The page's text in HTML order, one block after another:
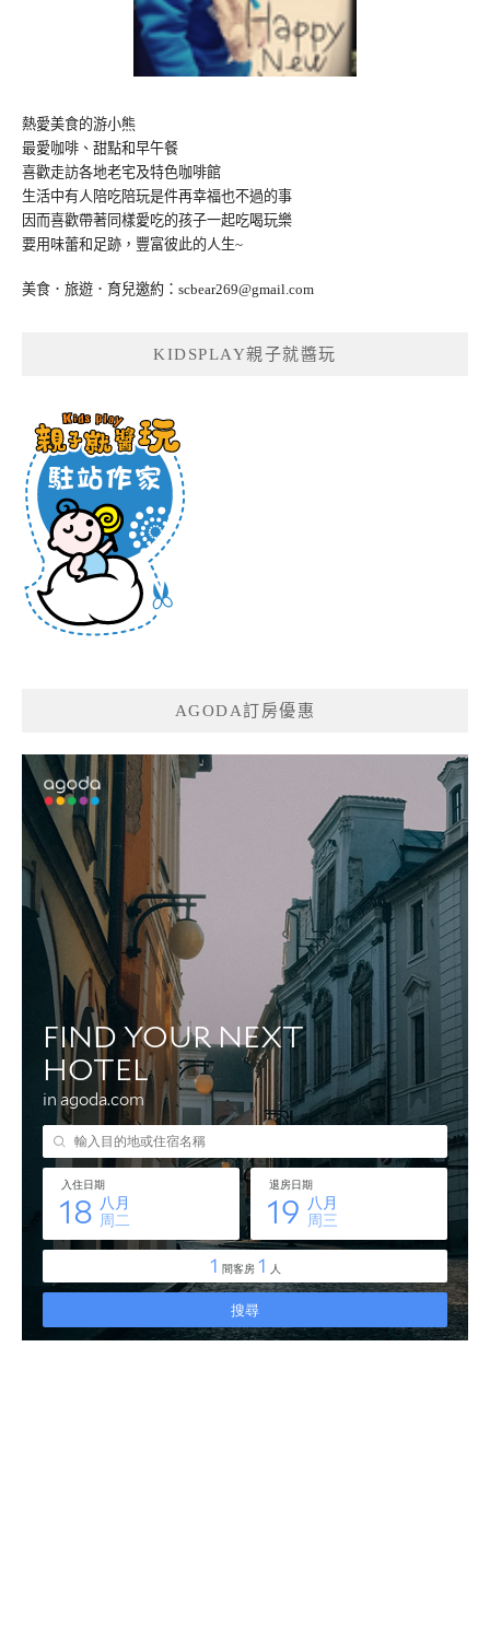
熱愛美食的游小熊
最愛咖啡、甜點和早午餐
喜歡走訪各地老宅及特色咖啡館
生活中有人陪吃陪玩是件再幸福也不過的事
因而喜歡帶著同樣愛吃的孩子一起吃喝玩樂
要用味蕾和足跡，豐富彼此的人生~
美食．旅遊．育兒邀約： scbear269@gmail.com
KIDSPLAY親子就醬玩
AGODA訂房優惠